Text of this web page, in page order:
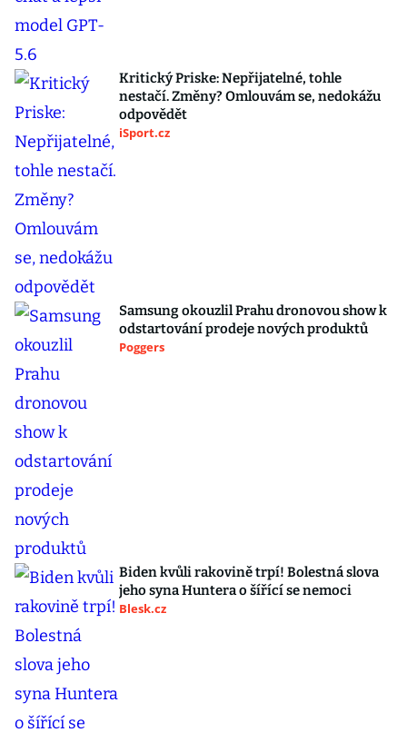
Kritický Priske: Nepřijatelné, tohle
nestačí. Změny? Omlouvám se, nedokážu
odpovědět
iSport.cz
Samsung okouzlil Prahu dronovou show k
odstartování prodeje nových produktů
Poggers
Biden kvůli rakovině trpí! Bolestná slova
jeho syna Huntera o šířící se nemoci
Blesk.cz